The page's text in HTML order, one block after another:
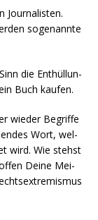
Jour­na­lis­ten.
soge­nann­te
die Ent­hül­lun­
Buch kaufen.
wie­der Begrif­fe
Wort, wel­
wird. Wie stehst
Dei­ne Mei­